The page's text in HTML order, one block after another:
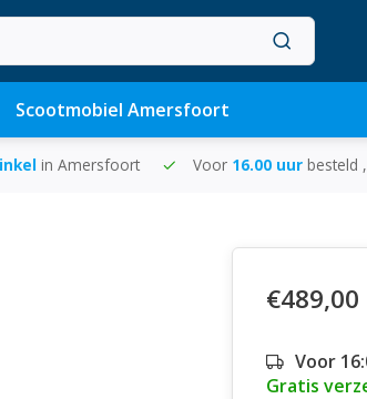
Scootmobiel Amersfoort
in Amersfoort Voor 16.00 uur besteld
€489,00
Voor
Gratis